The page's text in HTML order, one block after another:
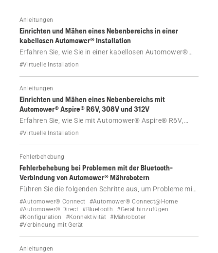
Technologie (Automower ® Intelligent Mapping).
Anleitungen
Einrichten und Mähen eines Nebenbereichs in einer
kabellosen Automower® Installation
Erfahren Sie, wie Sie in einer kabellosen Automower®
EPOS®-Installation eine Rasenfläche kartieren,
Behandelt werden das Anlegen des Arbeitsbereichs, der
Transport des Mähers dorthin, der Start des
Mähvorgangs über die App und die Rückführung in den
Hauptbereich.
#Virtuelle Installation
Anleitungen
Einrichten und Mähen eines Nebenbereichs mit
Automower® Aspire® R6V, 308V und 312V
Erfahren Sie, wie Sie mit Automower® Aspire® R6V,
308V und 312V einen Nebenbereich kartieren, einrichten
Nebenbereich und die Rückkehr zur Ladestation.
#Virtuelle Installation
Fehlerbehebung
Fehlerbehebung bei Problemen mit der Bluetooth-
Verbindung von Automower® Mährobotern
Führen Sie die folgenden Schritte aus, um Probleme mit
der Bluetooth-Verbindung oder der Kopplung mit Ihrem
Husqvarna Automower® Mähroboter zu beheben.
#Automower® Connect
#Automower® Connect@Home
#Automower® Direct #Bluetooth
#Gerät hinzufügen
#Konfiguration
#Konnektivität #Mähroboter
#Verbindung mit Gerät
Anleitungen